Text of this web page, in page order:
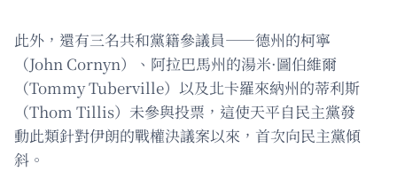
此外，還有三名共和黨籍參議員——德州的柯寧
（John Cornyn）、阿拉巴馬州的湯米·圖伯維爾
（Tommy Tuberville）以及北卡羅來納州的蒂利斯
（Thom Tillis）未參與投票，這使天平自民主黨發
動此類針對伊朗的戰權決議案以來，首次向民主黨傾
斜。